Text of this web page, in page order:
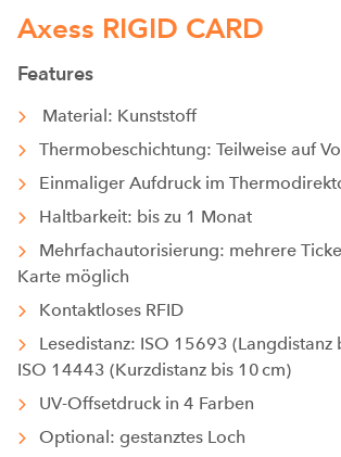
Axess RIGID CARD
Features
Material: Kunststoff
Thermobeschichtung: Teilweise auf
Einmaliger Aufdruck im
Haltbarkeit: bis zu 1 Monat
Mehrfachautorisierung: mehrere
Karte möglich
Kontaktloses RFID
Lesedistanz: ISO 15693 (Langdistanz
ISO 14443 (Kurzdistanz bis 10 cm)
UV-Offsetdruck in 4 Farben
Optional: gestanztes Loch